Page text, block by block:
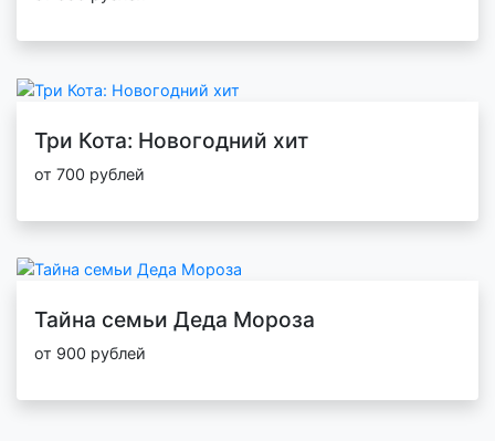
Три Кота: Новогодний хит
от 700 рублей
Тайна семьи Деда Мороза
от 900 рублей